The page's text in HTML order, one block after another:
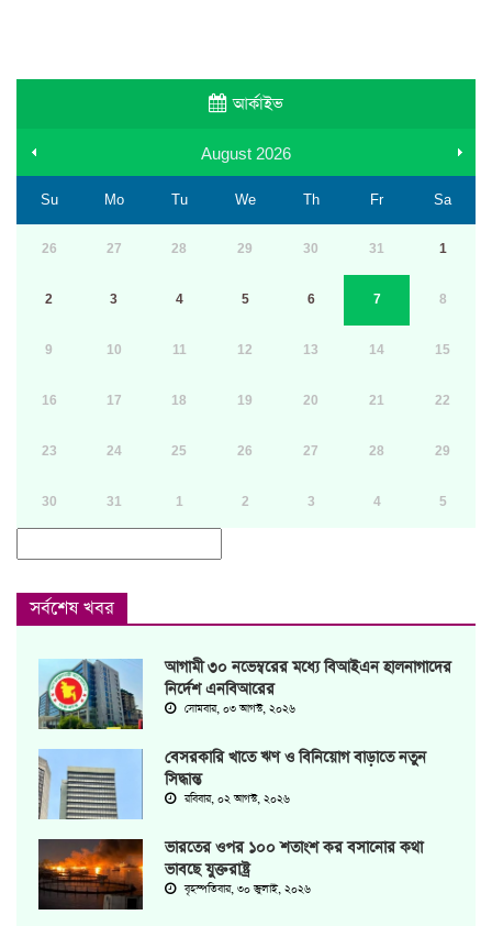
আর্কাইভ
August 2026
Su Mo Tu We Th Fr Sa
26 27 28 29 30 31 1
2 3 4 5 6 7 8
9 10 11 12 13 14 15
16 17 18 19 20 21 22
23 24 25 26 27 28 29
30 31 1 2 3 4 5
সর্বশেষ খবর
আগামী ৩০ নভেম্বরের মধ্যে বিআইএন হালনাগাদের
নির্দেশ এনবিআরের
সোমবার, ০৩ আগস্ট, ২০২৬
বেসরকারি খাতে ঋণ ও বিনিয়োগ বাড়াতে নতুন
সিদ্ধান্ত
রবিবার, ০২ আগস্ট, ২০২৬
ভারতের ওপর ১০০ শতাংশ কর বসানোর কথা
ভাবছে যুক্তরাষ্ট্র
বৃহস্পতিবার, ৩০ জুলাই, ২০২৬